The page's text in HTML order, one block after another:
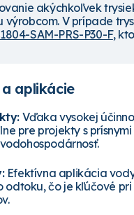
akýchkoľvek
V prípade
SAM-PRS-P30-F,
aplikácie
Vďaka vysokej
pre projekty s prísnymi
Efektívna aplikácia
odtoku, čo je kľúčové pri